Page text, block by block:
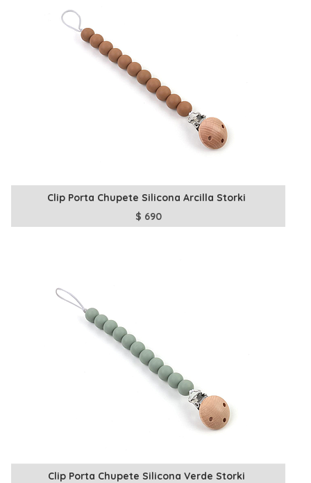
Clip Porta Chupete Silicona Arcilla Storki
$ 690
Clip Porta Chupete Silicona Verde Storki